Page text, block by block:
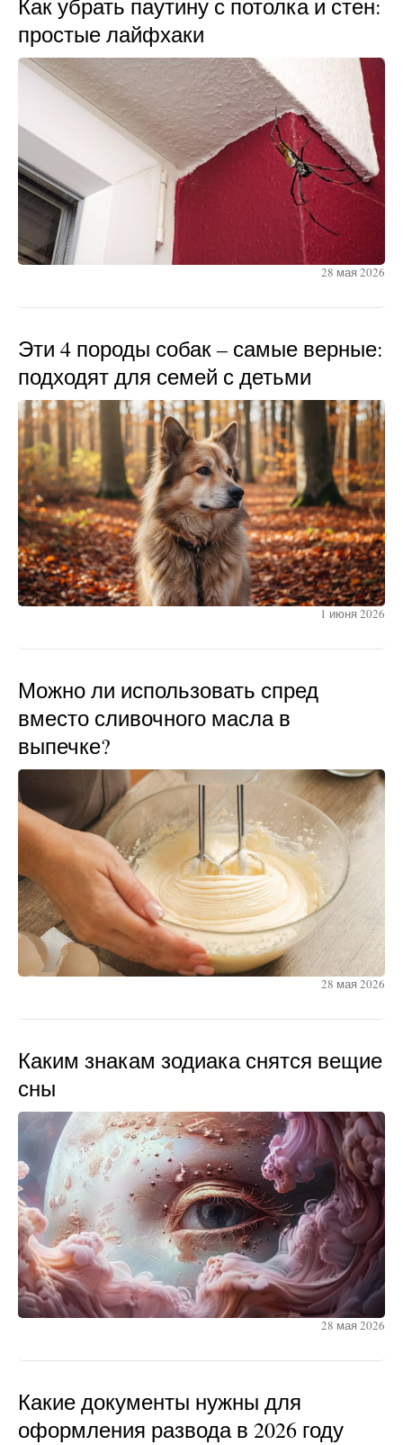
Как убрать паутину с потолка и стен:
простые лайфхаки
28 мая 2026
Эти 4 породы собак – самые верные:
подходят для семей с детьми
1 июня 2026
Можно ли использовать спред
вместо сливочного масла в
выпечке?
28 мая 2026
Каким знакам зодиака снятся вещие
сны
28 мая 2026
Какие документы нужны для
оформления развода в 2026 году